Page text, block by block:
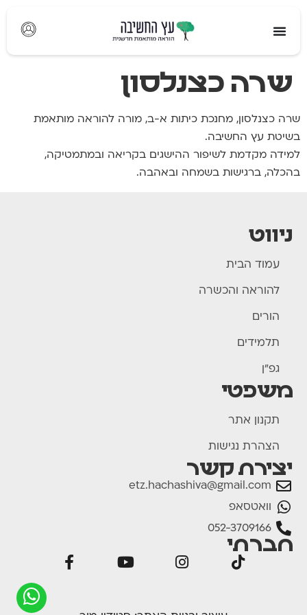
שרה כצנלסון
שרה כצנלסון, מחנכת כיתות א-ב, מורה להוראה מותאמת
בשיטת עץ החשיבה.
למידה מקדמת לשיפור ההישגים בקריאה ובמתמטיקה,
בהכלה, ברגישות בשמחה ובאהבה.
ניווט
עמוד הבית
להוראה והכשרה
הורים
תלמידים
גפ"ן
משפטי
תקנון אתר
הצהרת נגישות
יצירת קשר
etz.hachashiva@gmail.com
וואטסאפ
052-3709166
חברתי